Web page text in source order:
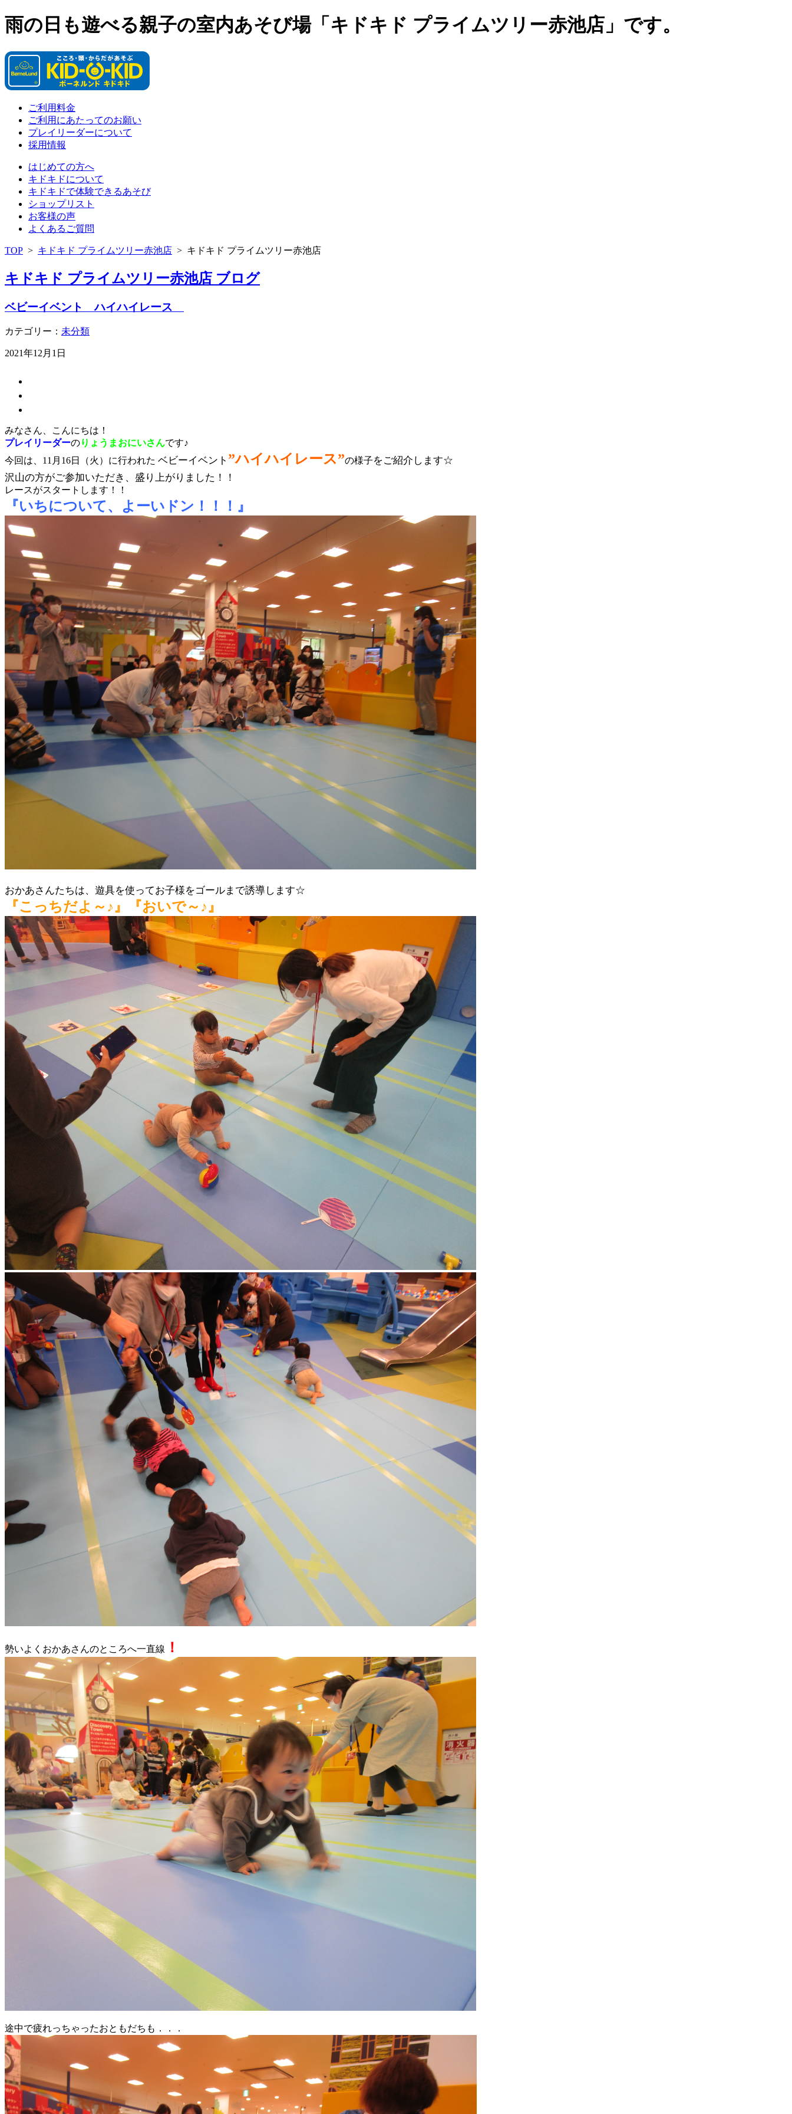
雨の日も遊べる親子の室内あそび場「キドキド プライムツリー赤池店」です。
ご利用料金
ご利用にあたってのお願い
プレイリーダーについて
採用情報
はじめての方へ
キドキドについて
キドキドで体験できるあそび
ショップリスト
お客様の声
よくあるご質問
TOP > キドキド プライムツリー赤池店 > キドキド プライムツリー赤池店
キドキド プライムツリー赤池店 ブログ
ベビーイベント ハイハイレース
カテゴリー： 未分類
2021年12月1日
みなさん、こんにちは！
プレイリーダーのりょうまおにいさんです♪
今回は、11月16日（火）に行われた ベビーイベント ”ハイハイレース”の様子をご紹介します☆
沢山の方がご参加いただき、盛り上がりました！！
レースがスタートします！！
『いちについて、よーいドン！！！』
おかあさんたちは、遊具を使ってお子様をゴールまで誘導します☆
『こっちだよ～♪』『おいで～♪』
勢いよくおかあさんのところへ一直線 ！
途中で疲れっちゃったおともだちも．．．